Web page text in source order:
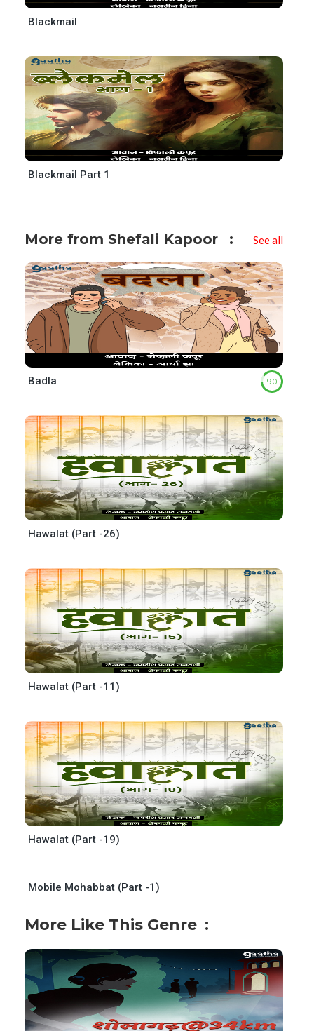
Blackmail
Blackmail Part 1
More from Shefali Kapoor See all
Badla 9.0
Hawalat (Part -26)
Hawalat (Part -11)
Hawalat (Part -19)
Mobile Mohabbat (Part -1)
More Like This Genre